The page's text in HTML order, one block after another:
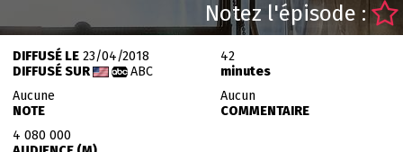
Notez l'épisode :
DIFFUSÉ LE23/04/2018
DIFFUSÉ SUR
ABC
42
minutes
Aucune
NOTE
Aucun
COMMENTAIRE
4 080 000